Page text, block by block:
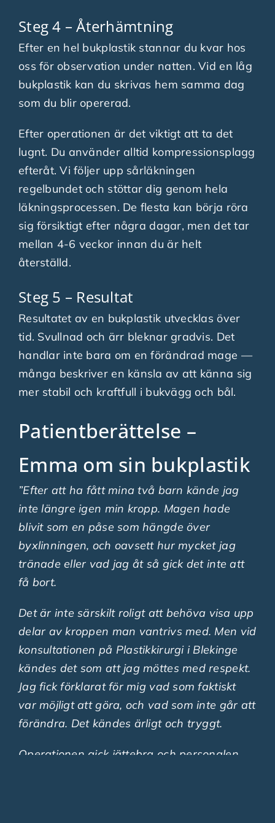
Steg 4 – Återhämtning
Efter en hel bukplastik stannar du kvar hos
oss för observation under natten. Vid en låg
bukplastik kan du skrivas hem samma dag
som du blir opererad.
Efter operationen är det viktigt att ta det
lugnt. Du använder alltid kompressionsplagg
efteråt. Vi följer upp sårläkningen
regelbundet och stöttar dig genom hela
läkningsprocessen. De flesta kan börja röra
sig försiktigt efter några dagar, men det tar
mellan 4-6 veckor innan du är helt
återställd.
Steg 5 – Resultat
Resultatet av en bukplastik utvecklas över
tid. Svullnad och ärr bleknar gradvis. Det
handlar inte bara om en förändrad mage —
många beskriver en känsla av att känna sig
mer stabil och kraftfull i bukvägg och bål.
Patientberättelse –
Emma om sin bukplastik
”Efter att ha fått mina två barn kände jag
inte längre igen min kropp. Magen hade
blivit som en påse som hängde över
byxlinningen, och oavsett hur mycket jag
tränade eller vad jag åt så gick det inte att
få bort.
Det är inte särskilt roligt att behöva visa upp
delar av kroppen man vantrivs med. Men vid
konsultationen på Plastikkirurgi i Blekinge
kändes det som att jag möttes med respekt.
Jag fick förklarat för mig vad som faktiskt
var möjligt att göra, och vad som inte går att
förändra. Det kändes ärligt och tryggt.
Operationen gick jättebra och personalen